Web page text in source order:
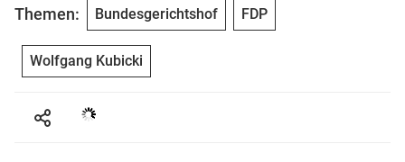
Themen: Bundesgerichtshof FDP
Wolfgang Kubicki